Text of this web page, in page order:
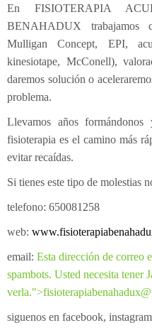
En FISIOTERAPIA
BENAHADUX trabajamos
Mulligan Concept, EPI,
kinesiotape, McConell),
daremos solución o
problema.
Llevamos años
fisioterapia es el camino más
evitar recaídas.
Si tienes este tipo de molestias
telefono: 650081258
web:
email: Esta dirección de correo
spambots. Usted necesita tener
verla.">
siguenos en facebook,